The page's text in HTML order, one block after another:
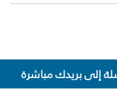
إلى بريدك مباشرة